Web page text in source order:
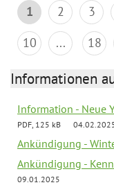
1 2 3
10
... 18
Informationen
Information - Neue
PDF, 125 kB
Ankündigung -
Ankündigung -
09.01.2025